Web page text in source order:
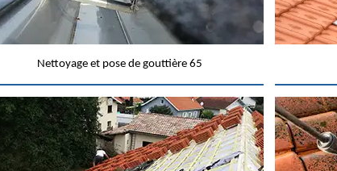
Nettoyage et pose de gouttière 65